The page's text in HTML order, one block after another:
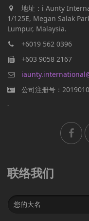
地址：i Aunty
1/125E, Megan Salak
Lumpur, Malaysia.
+6019 562 0396
+603 9058 2167
公司注册号：
-
联络我们
Name